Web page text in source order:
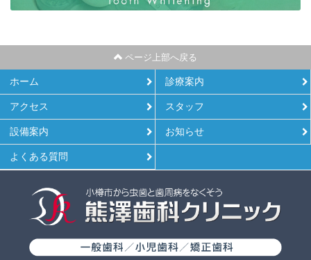
ページ上部へ戻る
ホーム 診療案内
アクセス スタッフ
設備案内 お知らせ
よくある質問